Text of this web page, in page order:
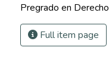
Pregrado en Derecho
Full item page